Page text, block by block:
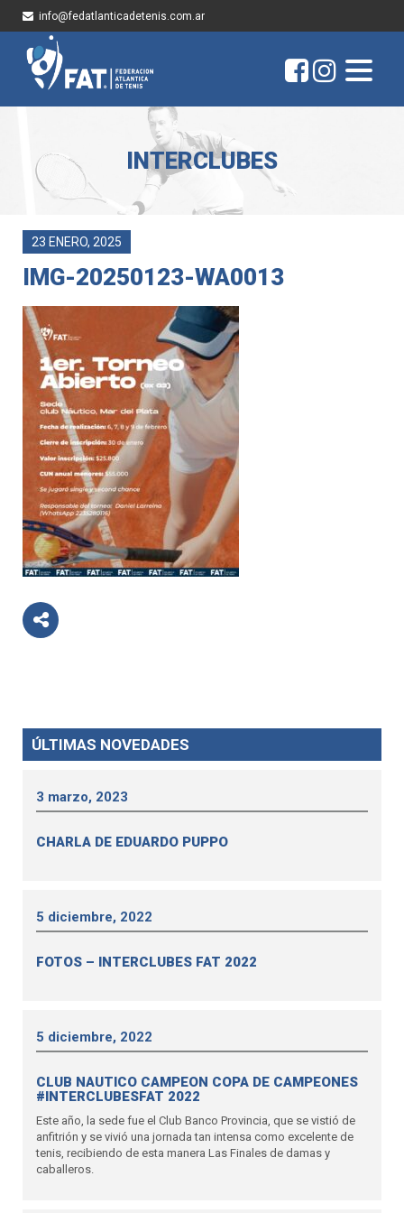
info@fedatlanticadetenis.com.ar
INTERCLUBES
23 ENERO, 2025
IMG-20250123-WA0013
ÚLTIMAS NOVEDADES
3 marzo, 2023
CHARLA DE EDUARDO PUPPO
5 diciembre, 2022
FOTOS – INTERCLUBES FAT 2022
5 diciembre, 2022
CLUB NAUTICO CAMPEON COPA DE CAMPEONES
#INTERCLUBESFAT 2022
Este año, la sede fue el Club Banco Provincia, que se vistió de
anfitrión y se vivió una jornada tan intensa como excelente de
tenis, recibiendo de esta manera Las Finales de damas y
caballeros.